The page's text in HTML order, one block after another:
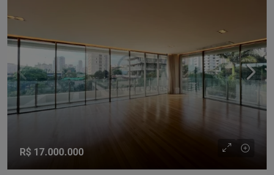
R$ 17.000.000